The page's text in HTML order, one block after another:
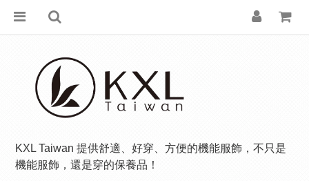
KXL Taiwan 提供舒適、好穿、方便的機能服飾，不只是
機能服飾，還是穿的保養品！